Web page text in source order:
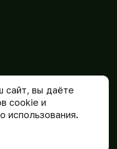
сайт, вы даёте
cookie и
использования.